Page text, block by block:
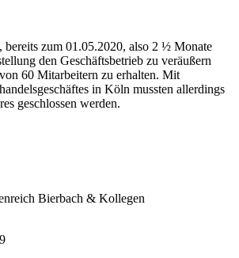
bereits zum 01.05.2020, also 2 ½ Monate
den Geschäftsbetrieb zu veräußern
60 Mitarbeitern zu erhalten. Mit
in Köln mussten allerdings
geschlossen werden.